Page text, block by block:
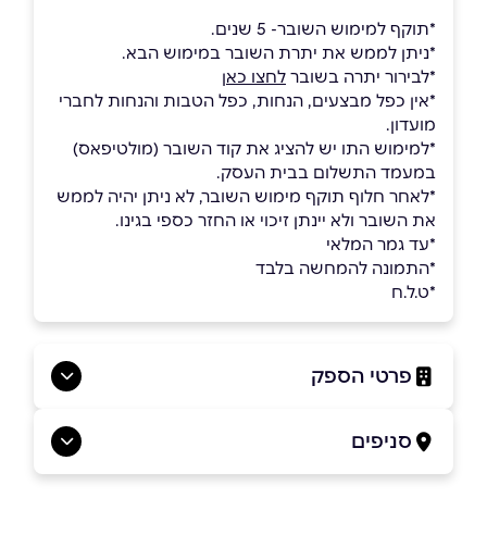
*תוקף למימוש השובר- 5 שנים.
*ניתן לממש את יתרת השובר במימוש הבא.
*לבירור יתרה בשובר לחצו כאן
*אין כפל מבצעים, הנחות, כפל הטבות והנחות לחברי
מועדון.
*למימוש התו יש להציג את קוד השובר (מולטיפאס)
במעמד התשלום בבית העסק.
*לאחר חלוף תוקף מימוש השובר, לא ניתן יהיה לממש
את השובר ולא יינתן זיכוי או החזר כספי בגינו.
*עד גמר המלאי
*התמונה להמחשה בלבד
*ט.ל.ח
פרטי הספק
בפייסבוק
סניפים